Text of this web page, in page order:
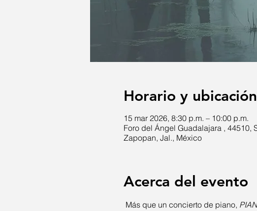
Horario y ubicación
15 mar 2026, 8:30 p.m. – 10:00 p.m.
Foro del Ángel Guadalajara , 44510,
Zapopan, Jal., México
Acerca del evento
Más que un concierto de piano,